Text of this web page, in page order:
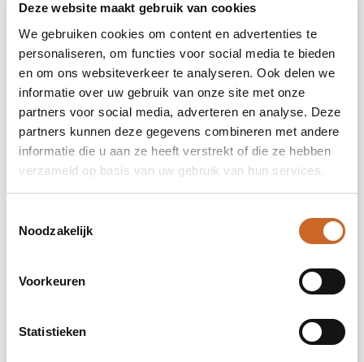
Deze website maakt gebruik van cookies
We gebruiken cookies om content en advertenties te
personaliseren, om functies voor social media te bieden
en om ons websiteverkeer te analyseren. Ook delen we
informatie over uw gebruik van onze site met onze
partners voor social media, adverteren en analyse. Deze
partners kunnen deze gegevens combineren met andere
informatie die u aan ze heeft verstrekt of die ze hebben
verzameld op basis van uw gebruik van hun services.
Noodzakelijk
Voorkeuren
Statistieken
3. Kies je maat
3-4 jaar
5-6 jaar
jaar
jaar